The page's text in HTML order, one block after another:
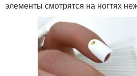
элементы смотрятся на ногтях